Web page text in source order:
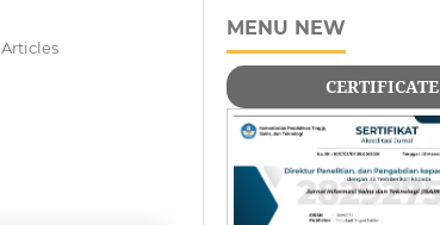
Articles
MENU NEW
CERTIFICATE